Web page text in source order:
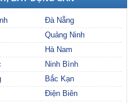
Đà Nẵng
Quảng Ninh
Hà Nam
Ninh Bình
Bắc Kạn
Điện Biên